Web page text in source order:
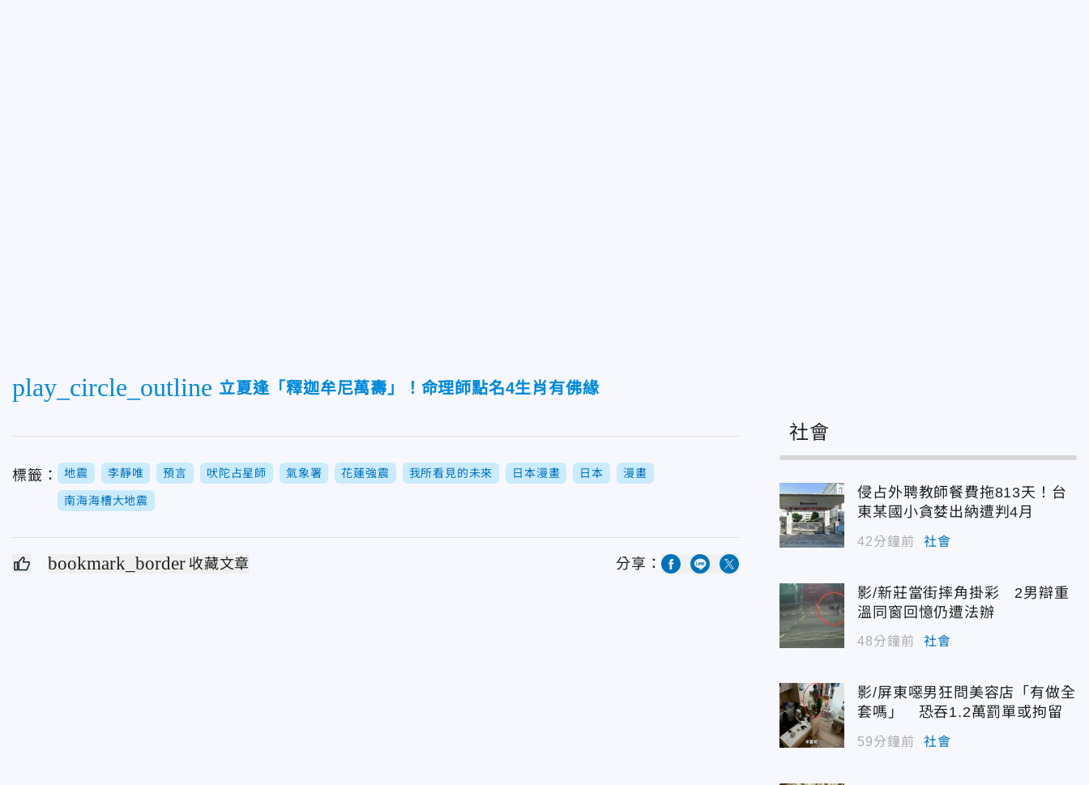
play_circle_outline 立夏逢「釋迦牟尼萬壽」！命理師點名4生肖有佛緣
標籤： 地震 李靜唯 預言 吠陀占星師 氣象署 花蓮強震 我所看見的未來 日本漫畫 日本 漫畫
南海海槽大地震
bookmark_border 收藏文章 分享：
社會
侵占外聘教師餐費拖813天！台
東某國小貪婪出納遭判4月
42分鐘前 社會
影/新莊當街摔角掛彩 2男辯重
溫同窗回憶仍遭法辦
48分鐘前 社會
影/屏東噁男狂問美容店「有做全
套嗎」 恐吞1.2萬罰單或拘留
59分鐘前 社會